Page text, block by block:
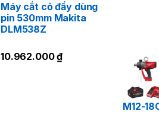
Máy cắt cỏ đẩy dùng
pin 530mm Makita
DLM538Z
10.962.000₫
M12-